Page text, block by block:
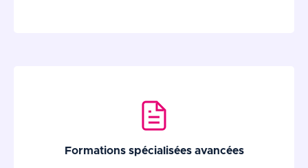
Formations spécialisées avancées